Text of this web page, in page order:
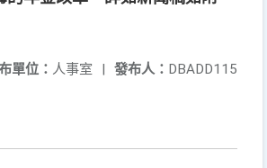
發布人： DBADD115
單位： 人事室 |